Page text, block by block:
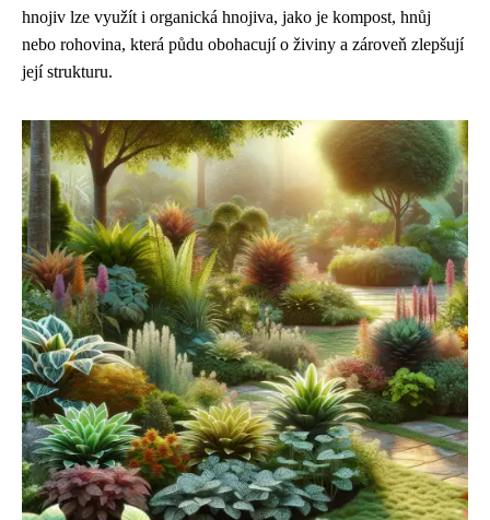
hnojiv lze využít i organická hnojiva, jako je kompost, hnůj
nebo rohovina, která půdu obohacují o živiny a zároveň zlepšují
její strukturu.